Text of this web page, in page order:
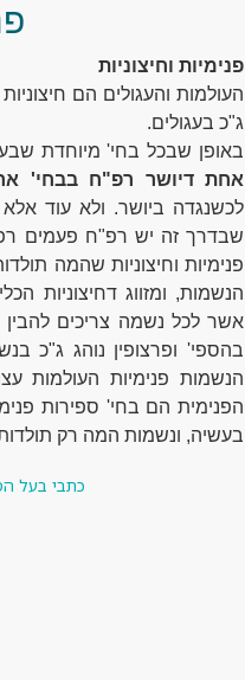
פנימיות וחיצוניות
העולמות והעגולים הם
ג"כ בעגולים.
באופן שבכל בחי' מיוחדת
אחת דיושר רפ"ח בבחי'
לכשנגדה ביושר. ולא עוד
שבדרך זה יש רפ"ח פעמים
פנימיות וחיצוניות שהמה
הנשמות, ומזווג דחיצוניות
אשר לכל נשמה צריכים
בהספי' ופרצופין נוהג ג"כ
הנשמות פנימיות העולמות
הפנימית הם בחי' ספירות
בעשיה, ונשמות המה רק
כתבי בעל